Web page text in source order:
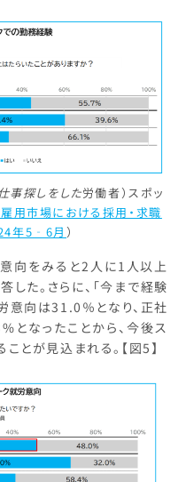
事探しをした労働者）スポッ
用市場における採用・求職
年5‐6月 ）
向をみると2人に1人以上
た。さらに、「今まで経験
意向は31.0％となり、正社
なったことから、今後ス
とが見込まれる。【図5】